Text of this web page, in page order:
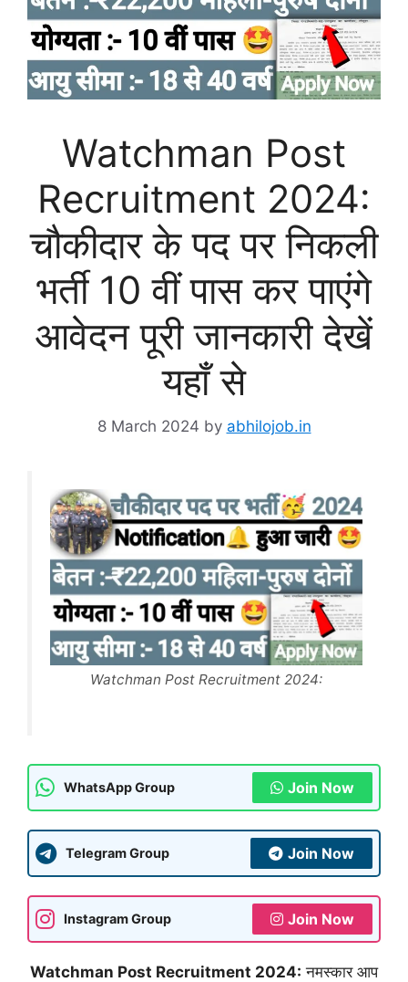
Watchman Post
Recruitment 2024:
चौकीदार के पद पर निकली
भर्ती 10 वीं पास कर पाएंगे
आवेदन पूरी जानकारी देखें
यहाँ से
8 March 2024 by abhilojob.in
Watchman Post Recruitment 2024:
WhatsApp Group Join Now
Telegram Group Join Now
Instagram Group Join Now
Watchman Post Recruitment 2024: नमस्कार आप